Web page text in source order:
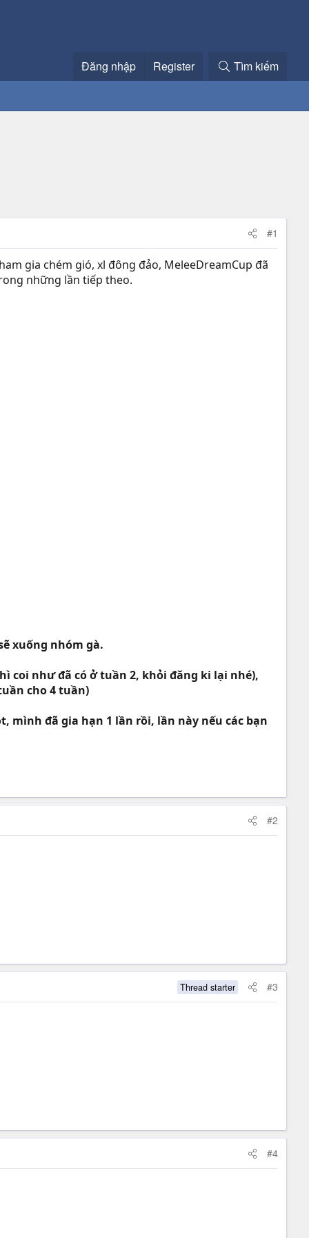
Đăng nhập Register Tìm kiếm
#1
gia chém gió, xl đông đảo, MeleeDreamCup đã
những lần tiếp theo.
xuống nhóm gà.
coi như đã có ở tuần 2, khỏi đăng ki lại nhé),
cho 4 tuần)
mình đã gia hạn 1 lần rồi, lần này nếu các bạn
#2
Thread starter #3
#4